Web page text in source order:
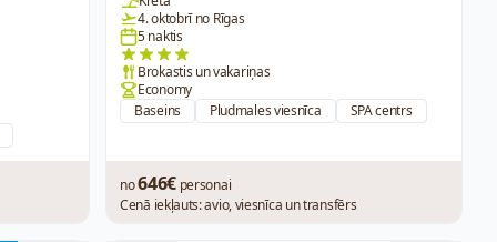
4. oktobrī no Rīgas
5 naktis
Brokastis un vakariņas
Economy
Baseins
Pludmales viesnīca SPA centrs
no646€personai
Cenā iekļauts: avio, viesnīca un transfērs